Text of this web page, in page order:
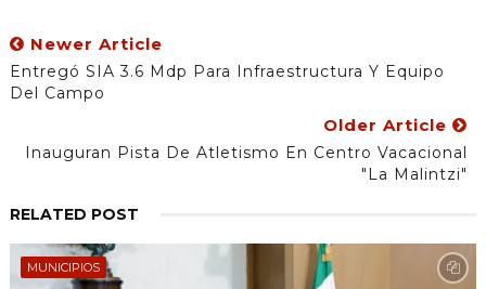
Newer Article
Entregó SIA 3.6 Mdp Para Infraestructura Y Equipo
Del Campo
Older Article
Inauguran Pista De Atletismo En Centro Vacacional
"La Malintzi"
RELATED POST
MUNICIPIOS